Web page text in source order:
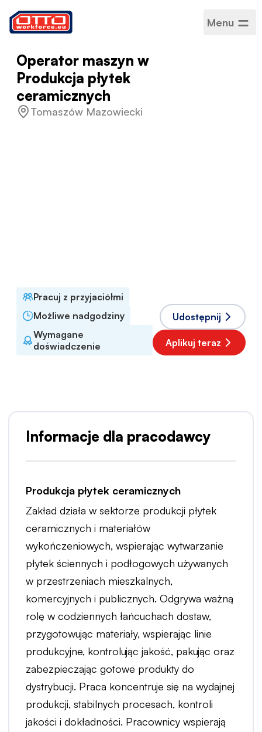
Menu
Operator maszyn w
Produkcja płytek
ceramicznych
Tomaszów Mazowiecki
Pracuj z przyjaciółmi
Możliwe nadgodziny
Wymagane
doświadczenie
Udostępnij
Aplikuj teraz
Informacje dla pracodawcy
Produkcja płytek ceramicznych
Zakład działa w sektorze produkcji płytek
ceramicznych i materiałów
wykończeniowych, wspierając wytwarzanie
płytek ściennych i podłogowych używanych
w przestrzeniach mieszkalnych,
komercyjnych i publicznych. Odgrywa ważną
rolę w codziennych łańcuchach dostaw,
przygotowując materiały, wspierając linie
produkcyjne, kontrolując jakość, pakując oraz
zabezpieczając gotowe produkty do
dystrybucji. Praca koncentruje się na wydajnej
produkcji, stabilnych procesach, kontroli
jakości i dokładności. Pracownicy wspierają